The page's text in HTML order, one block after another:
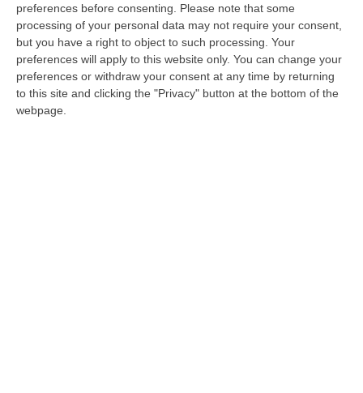
preferences before consenting.
Please note that some
processing of your personal data may not require your consent,
but you have a right to object to such processing. Your
preferences will apply to this website only. You can change your
preferences or withdraw your consent at any time by returning
to this site and clicking the "Privacy" button at the bottom of the
webpage.
della Calabria: «Sono stato l’accusato
numero uno, addirittura il capo della “Loggia
di San Marino”. “Why…
Pubblicato il: 20/01/21 – 14:47